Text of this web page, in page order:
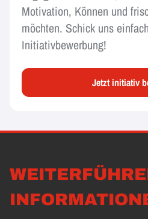
Motivation, Können und
möchten. Schick uns
Initiativbewerbung!
Jetzt initiativ